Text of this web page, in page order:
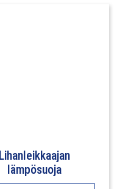
Lihanleikkaajan
lämpösuoja